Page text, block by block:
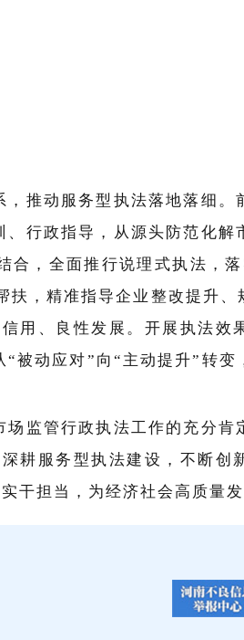
推动服务型执法落地落细。
行政指导，从源头防范化解
，全面推行说理式执法，
，精准指导企业整改提升、
用、良性发展。开展执法效
被动应对”向“主动提升”转变
监管行政执法工作的充分肯
耕服务型执法建设，不断创
干担当，为经济社会高质量发